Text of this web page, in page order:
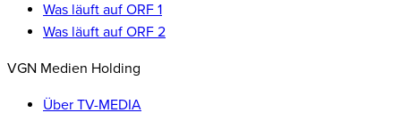
Was läuft auf ORF 1
Was läuft auf ORF 2
VGN Medien Holding
Über TV-MEDIA